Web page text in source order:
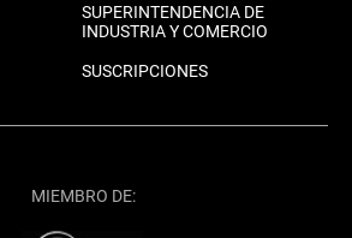
SUPERINTENDENCIA DE
INDUSTRIA Y COMERCIO
SUSCRIPCIONES
MIEMBRO DE: